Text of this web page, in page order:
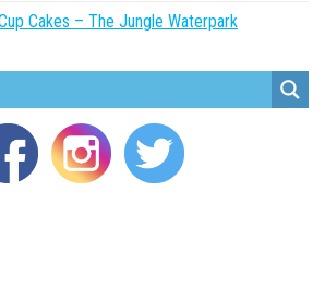
Cakes – The Jungle Waterpark